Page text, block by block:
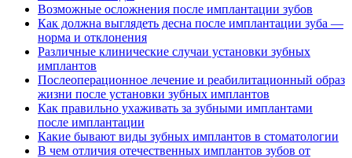
Возможные осложнения после имплантации зубов
Как должна выглядеть десна после имплантации зуба —
норма и отклонения
Различные клинические случаи установки зубных
имплантов
Послеоперационное лечение и реабилитационный образ
жизни после установки зубных имплантов
Как правильно ухаживать за зубными имплантами
после имплантации
Какие бывают виды зубных имплантов в стоматологии
В чем отличия отечественных имплантов зубов от